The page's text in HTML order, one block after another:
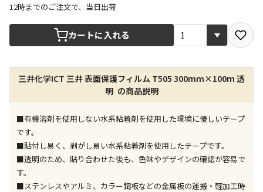
宅配や店舗受取を選択できる商品です
店舗のみで受取できる商品です（宅配便でのお届けが
できません）
※同時購入の商品は、全て同じ店舗での受取となりま
す
特定の店舗のみで受取ができる商品です（宅配便での
※同時購入の商品は、全て同じ店舗での受取となりま
す
委託業者によりお届けする商品です
12時までのご注文で、当日出荷
カートに入れる
三井化学ICT 三井 表面保護フィルム T505 300mm×100m 透
明 の商品説明
■有機溶剤を使用しない水系粘着剤を使用した環境に優しいテープ
です。
■貼付し易く、剥がし易い水系粘着剤を使用したテープです。
■透明のため、貼り合わせた後も、色味やデザインの確認が容易で
す。
■ステンレスやアルミ、カラー鋼板などの金属板の運搬・軽加工時